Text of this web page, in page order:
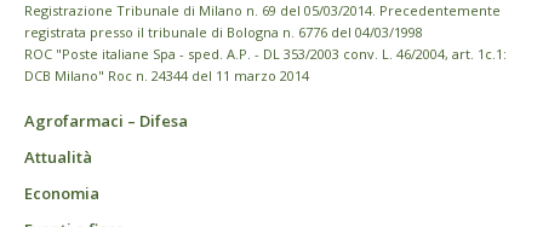
Registrazione Tribunale di Milano n. 69 del 05/03/2014. Precedentemente
registrata presso il tribunale di Bologna n. 6776 del 04/03/1998
ROC "Poste italiane Spa - sped. A.P. - DL 353/2003 conv. L. 46/2004, art. 1c.1:
DCB Milano" Roc n. 24344 del 11 marzo 2014
Agrofarmaci – Difesa
Attualità
Economia